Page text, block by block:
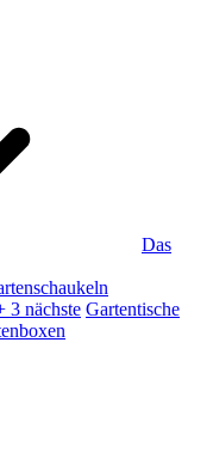
Das
3 nächste Gartentische